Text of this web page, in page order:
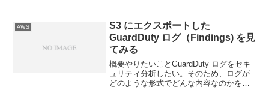
(Organizations Un...
AWS
S3 にエクスポートした
GuardDuty ログ（Findings) を見
てみる
概要やりたいことGuardDuty ログをセキ
ュリティ分析したい。そのため、ログが
どのような形式でどんな内容なのかを確